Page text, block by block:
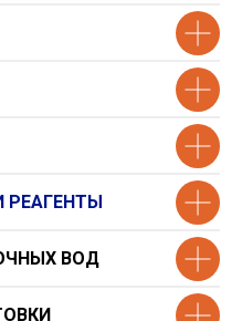
РЕАГЕНТЫ
ВОД